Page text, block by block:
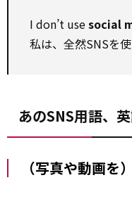
I don’t usesocial
私は、全然SNSを使
あのSNS用語、
（写真や動画を